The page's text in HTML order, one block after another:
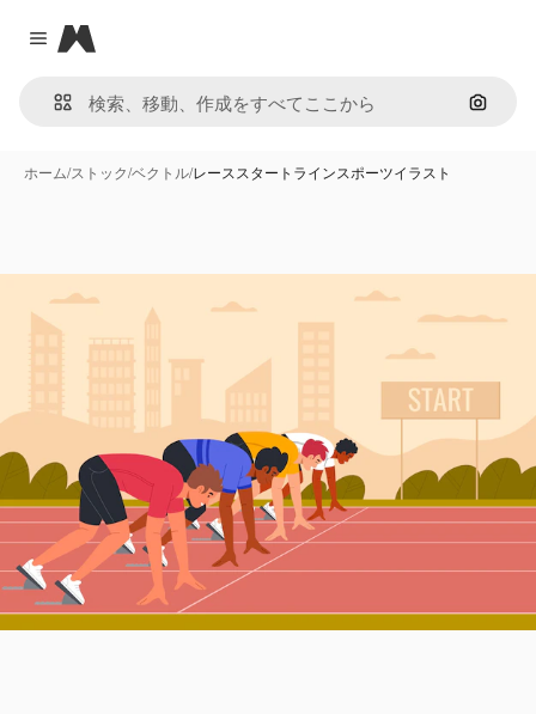
Close menu
Magnific
画像で
ホーム/ストック/ベクトル/レーススタートラインスポーツイラスト